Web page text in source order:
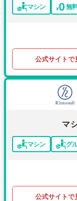
マシン 無
公式サイトで
マ
マシン グ
公式サイトで